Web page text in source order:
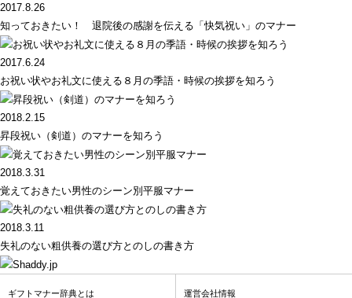
2017.8.26
知っておきたい！ 退院後の感謝を伝える「快気祝い」のマナー
2017.6.24
お祝い状やお礼文に使える８月の季語・時候の挨拶を知ろう
2018.2.15
昇段祝い（剣道）のマナーを知ろう
2018.3.31
覚えておきたい男性のシーン別平服マナー
2018.3.11
失礼のない粗供養の選び方とのしの書き方
ギフトマナー辞典とは 運営会社情報